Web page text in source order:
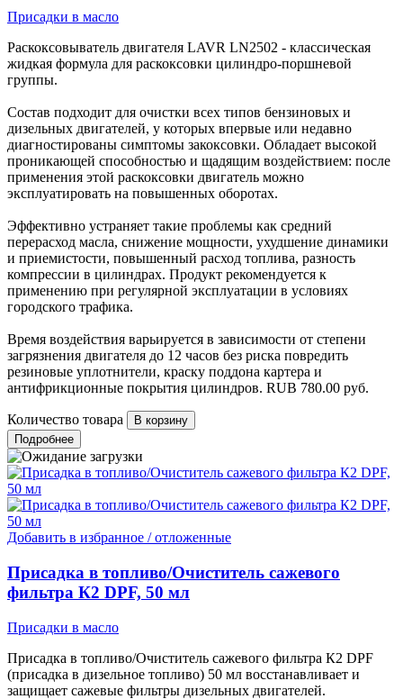
Присадки в масло
Раскоксовыватель двигателя LAVR LN2502 - классическая
жидкая формула для раскоксовки цилиндро-поршневой
группы.
Состав подходит для очистки всех типов бензиновых и
дизельных двигателей, у которых впервые или недавно
диагностированы симптомы закоксовки. Обладает высокой
проникающей способностью и щадящим воздействием: после
применения этой раскоксовки двигатель можно
эксплуатировать на повышенных оборотах.
Эффективно устраняет такие проблемы как средний
перерасход масла, снижение мощности, ухудшение динамики
и приемистости, повышенный расход топлива, разность
компрессии в цилиндрах. Продукт рекомендуется к
применению при регулярной эксплуатации в условиях
городского трафика.
Время воздействия варьируется в зависимости от степени
загрязнения двигателя до 12 часов без риска повредить
резиновые уплотнители, краску поддона картера и
антифрикционные покрытия цилиндров. RUB 780.00 руб.
Количество товара
Подробнее
Добавить в избранное / отложенные
Присадка в топливо/Очиститель сажевого
фильтра К2 DPF, 50 мл
Присадки в масло
Присадка в топливо/Очиститель сажевого фильтра К2 DPF
(присадка в дизельное топливо) 50 мл восстанавливает и
защищает сажевые фильтры дизельных двигателей.